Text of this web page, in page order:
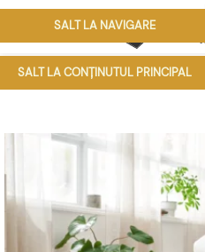
SALT LA NAVIGARE
SALT LA CONȚINUTUL PRINCIPAL